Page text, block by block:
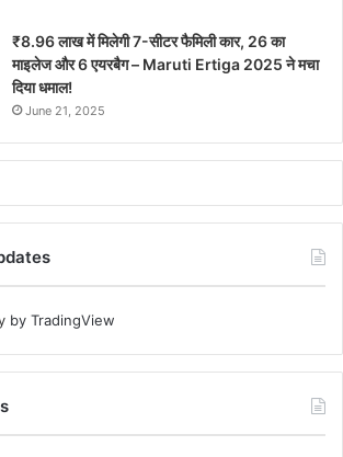
₹8.96 लाख में मिलेगी 7-सीटर फैमिली कार, 26 का
माइलेज और 6 एयरबैग – Maruti Ertiga 2025 ने मचा
दिया धमाल!
June 21, 2025
by TradingView